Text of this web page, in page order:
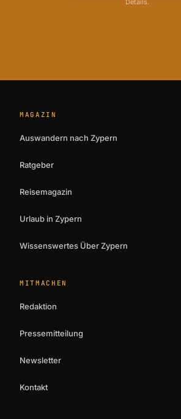
Details.
MAGAZIN
Auswandern nach Zypern
Ratgeber
Reisemagazin
Urlaub in Zypern
Wissenswertes Über Zypern
MITMACHEN
Redaktion
Pressemitteilung
Newsletter
Kontakt